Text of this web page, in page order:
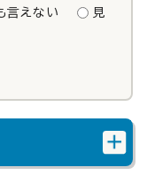
言えない
見